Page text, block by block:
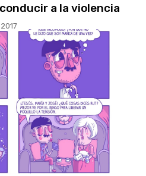
a la violencia